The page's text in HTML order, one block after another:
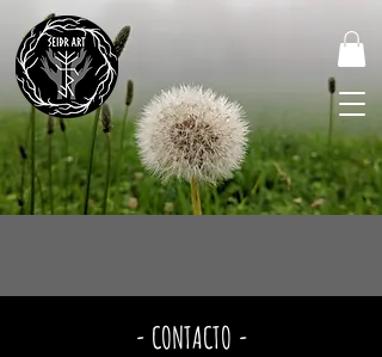
- CONTACTO -